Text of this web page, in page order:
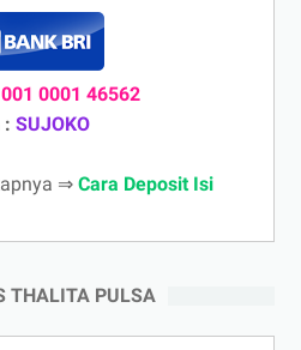
0001 46562
: SUJOKO
⇒ Cara Deposit Isi
THALITA PULSA